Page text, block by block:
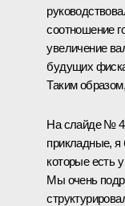
соотношение
увеличение
будущих
Таким
На слайде № 4
прикладные,
которые есть
Мы очень